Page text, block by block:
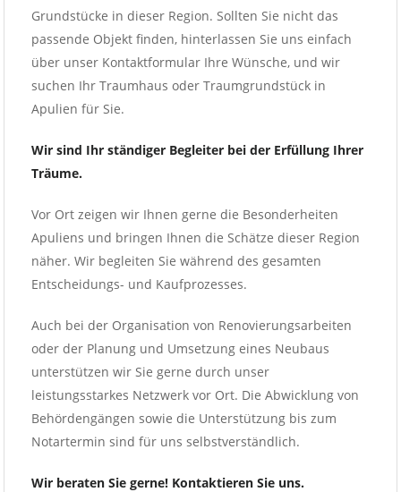
Grundstücke in dieser Region. Sollten Sie nicht das
passende Objekt finden, hinterlassen Sie uns einfach
über unser Kontaktformular Ihre Wünsche, und wir
suchen Ihr Traumhaus oder Traumgrundstück in
Apulien für Sie.
Wir sind Ihr ständiger Begleiter bei der Erfüllung Ihrer
Träume.
Vor Ort zeigen wir Ihnen gerne die Besonderheiten
Apuliens und bringen Ihnen die Schätze dieser Region
näher. Wir begleiten Sie während des gesamten
Entscheidungs- und Kaufprozesses.
Auch bei der Organisation von Renovierungsarbeiten
oder der Planung und Umsetzung eines Neubaus
unterstützen wir Sie gerne durch unser
leistungsstarkes Netzwerk vor Ort. Die Abwicklung von
Behördengängen sowie die Unterstützung bis zum
Notartermin sind für uns selbstverständlich.
Wir beraten Sie gerne! Kontaktieren Sie uns.